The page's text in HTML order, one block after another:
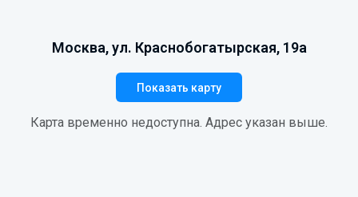
Москва, ул. Краснобогатырская, 19а
Показать карту
Карта временно недоступна. Адрес указан выше.